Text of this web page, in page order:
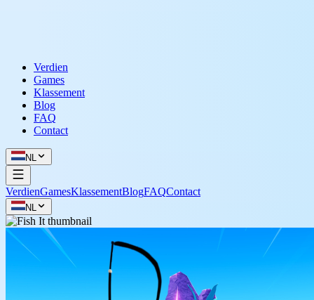
Verdien
Games
Klassement
Blog
FAQ
Contact
NL
VerdienGamesKlassementBlogFAQContact
NL